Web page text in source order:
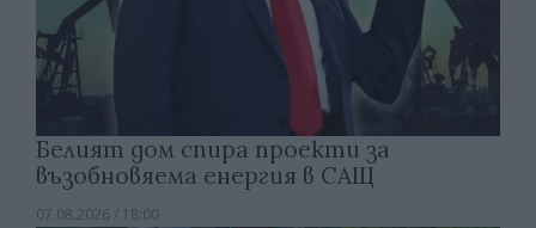
Белият дом спира проекти за
възобновяема енергия в САЩ
07.08.2026 / 18:00